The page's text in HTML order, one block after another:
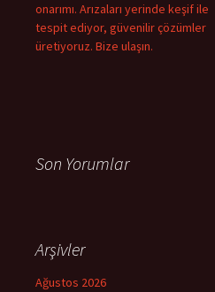
onarımı. Arızaları yerinde keşif ile
tespit ediyor, güvenilir çözümler
üretiyoruz. Bize ulaşın.
Son Yorumlar
Arşivler
Ağustos 2026